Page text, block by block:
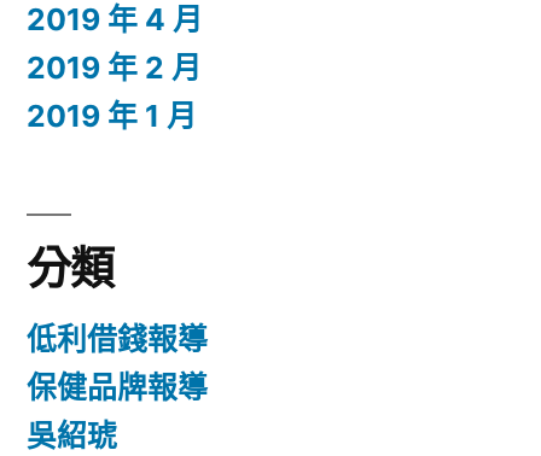
2019 年 4 月
2019 年 2 月
2019 年 1 月
分類
低利借錢報導
保健品牌報導
吳紹琥